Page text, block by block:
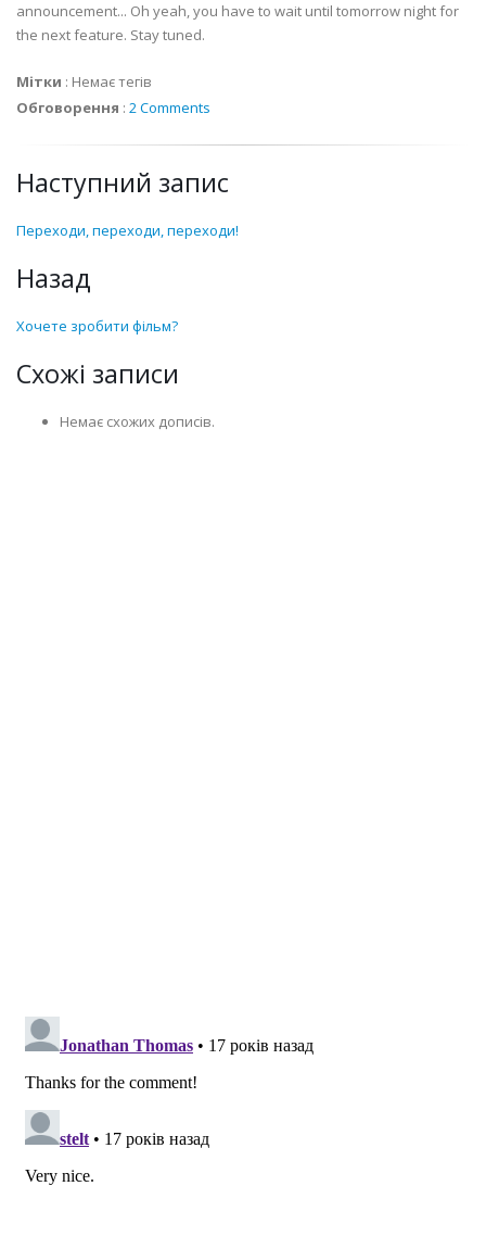
announcement... Oh yeah, you have to wait until tomorrow night for
the next feature. Stay tuned.
Мітки : Немає тегів
Обговорення : 2 Comments
Наступний запис
Переходи, переходи, переходи!
Назад
Хочете зробити фільм?
Схожі записи
Немає схожих дописів.